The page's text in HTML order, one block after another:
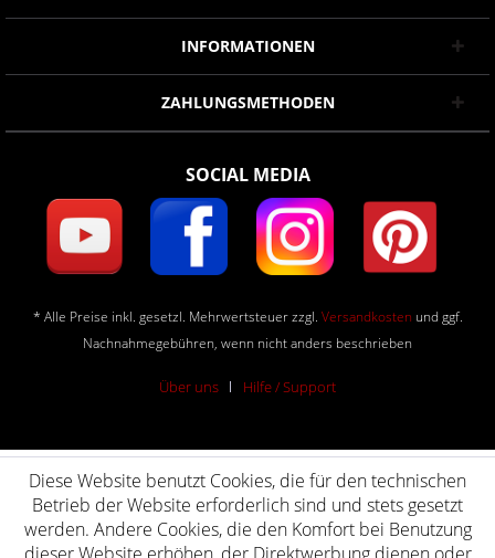
INFORMATIONEN
ZAHLUNGSMETHODEN
SOCIAL MEDIA
* Alle Preise inkl. gesetzl. Mehrwertsteuer zzgl. Versandkosten und ggf.
Nachnahmegebühren, wenn nicht anders beschrieben
Über uns Hilfe / Support
Diese Website benutzt Cookies, die für den technischen
Betrieb der Website erforderlich sind und stets gesetzt
werden. Andere Cookies, die den Komfort bei Benutzung